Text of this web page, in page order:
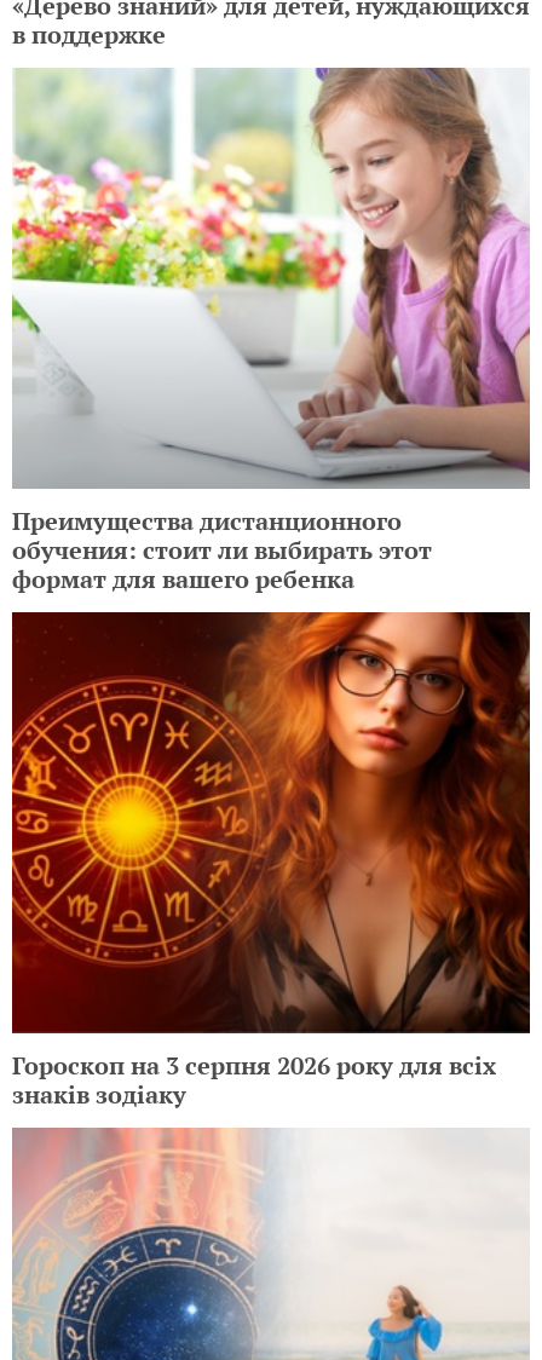
в поддержке
Преимущества дистанционного
обучения: стоит ли выбирать этот
формат для вашего ребенка
Гороскоп на 3 серпня 2026 року для всіх
знаків зодіаку